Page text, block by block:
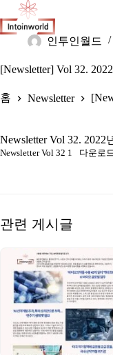
인투인월드
[Newsletter] Vol 32.
홈 Newsletter
Newsletter Vol 32.
Newsletter Vol 32 1 다운로
관련 게시글